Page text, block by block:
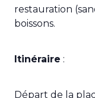
restauration
boissons.
Itinéraire :
Départ de la